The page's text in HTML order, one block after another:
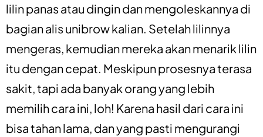
lilin panas atau dingin dan mengoleskannya di
bagian alis unibrow kalian. Setelah lilinnya
mengeras, kemudian mereka akan menarik lilin
itu dengan cepat. Meskipun prosesnya terasa
sakit, tapi ada banyak orang yang lebih
memilih cara ini, loh! Karena hasil dari cara ini
bisa tahan lama, dan yang pasti mengurangi